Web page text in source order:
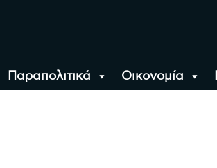
Παραπολιτικά Οικονομία